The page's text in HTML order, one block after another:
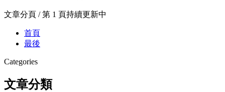
文章分頁 / 第 1 頁持續更新中
首頁
最後
Categories
文章分類